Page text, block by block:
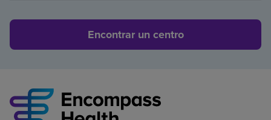
Encontrar un centro